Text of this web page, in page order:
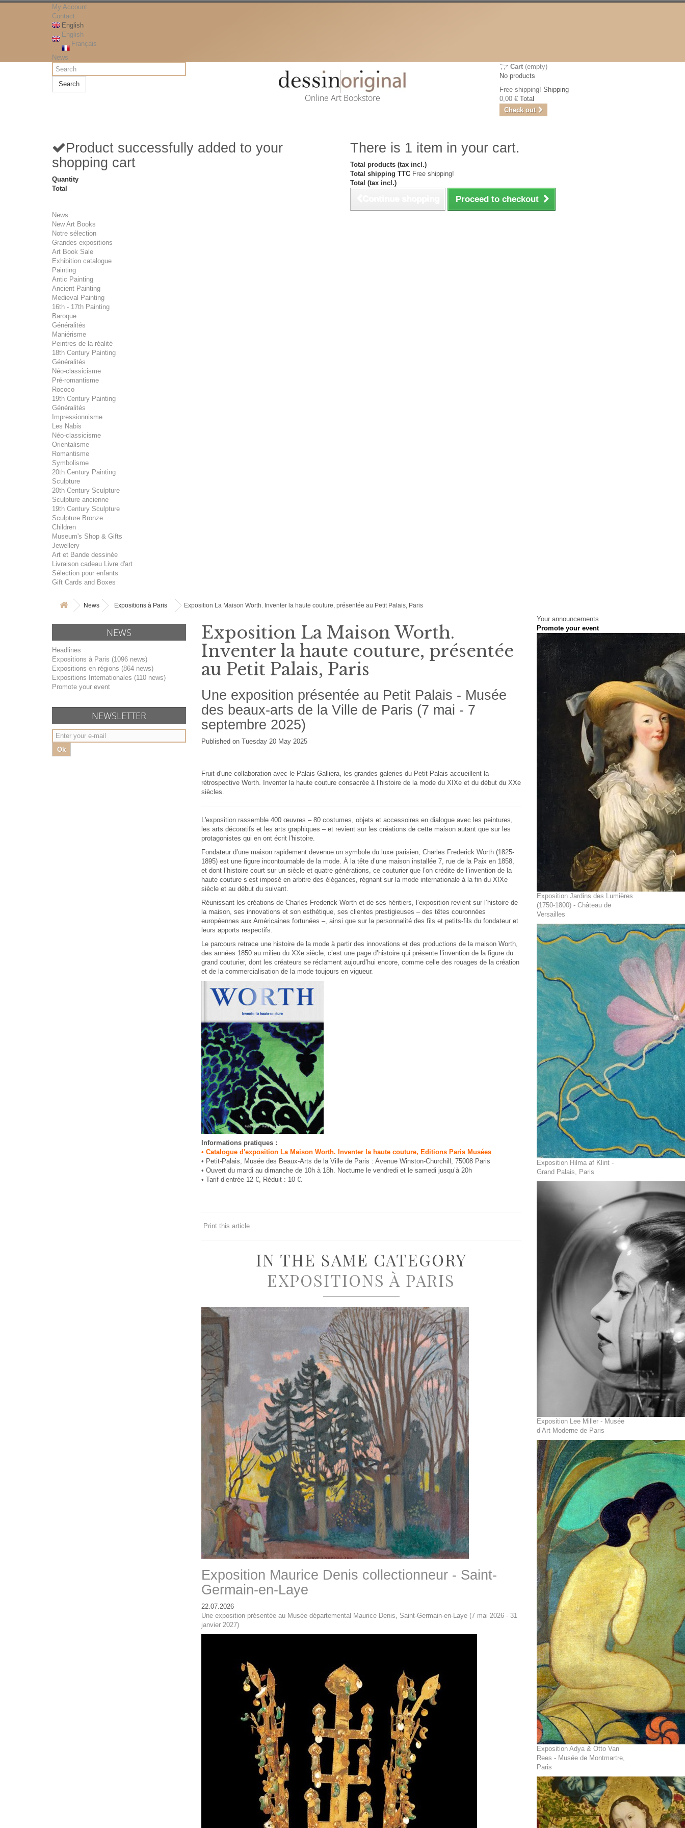
My Account
Contact
English
English
Français
News
Search
Online Art Bookstore
Cart (empty)
No products
Free shipping! Shipping
0,00 € Total
Check out
Product successfully added to your
shopping cart
Quantity
Total
There is 1 item in your cart.
Total products (tax incl.)
Total shipping TTC Free shipping!
Total (tax incl.)
Proceed to checkout
News
New Art Books
Notre sélection
Grandes expositions
Art Book Sale
Exhibition catalogue
Painting
Antic Painting
Ancient Painting
Medieval Painting
16th - 17th Painting
Baroque
Généralités
Maniérisme
Peintres de la réalité
18th Century Painting
Généralités
Néo-classicisme
Pré-romantisme
Rococo
19th Century Painting
Généralités
Impressionnisme
Les Nabis
Néo-classicisme
Orientalisme
Romantisme
Symbolisme
20th Century Painting
Sculpture
20th Century Sculpture
Sculpture ancienne
19th Century Sculpture
Sculpture Bronze
Children
Museum's Shop & Gifts
Jewellery
Art et Bande dessinée
Livraison cadeau Livre d'art
Sélection pour enfants
Gift Cards and Boxes
News Expositions à Paris Exposition La Maison Worth. Inventer la haute couture, présentée au Petit Palais, Paris
NEWS
Headlines
Expositions à Paris (1096 news)
Expositions en régions (864 news)
Expositions Internationales (110 news)
Promote your event
NEWSLETTER
Ok
Exposition La Maison Worth.
Inventer la haute couture, présentée
au Petit Palais, Paris
Une exposition présentée au Petit Palais - Musée
des beaux-arts de la Ville de Paris (7 mai - 7
septembre 2025)
Published on Tuesday 20 May 2025
Fruit d'une collaboration avec le Palais Galliera, les grandes galeries du Petit Palais accueillent la
rétrospective Worth. Inventer la haute couture consacrée à l’histoire de la mode du XIXe et du début du XXe
siècles.
L'exposition rassemble 400 œuvres – 80 costumes, objets et accessoires en dialogue avec les peintures,
les arts décoratifs et les arts graphiques – et revient sur les créations de cette maison autant que sur les
protagonistes qui en ont écrit l'histoire.
Fondateur d’une maison rapidement devenue un symbole du luxe parisien, Charles Frederick Worth (1825-
1895) est une figure incontournable de la mode. À la tête d’une maison installée 7, rue de la Paix en 1858,
et dont l’histoire court sur un siècle et quatre générations, ce couturier que l’on crédite de l’invention de la
haute couture s’est imposé en arbitre des élégances, régnant sur la mode internationale à la fin du XIXe
siècle et au début du suivant.
Réunissant les créations de Charles Frederick Worth et de ses héritiers, l’exposition revient sur l’histoire de
la maison, ses innovations et son esthétique, ses clientes prestigieuses – des têtes couronnées
européennes aux Américaines fortunées –, ainsi que sur la personnalité des fils et petits-fils du fondateur et
leurs apports respectifs.
Le parcours retrace une histoire de la mode à partir des innovations et des productions de la maison Worth,
des années 1850 au milieu du XXe siècle, c’est une page d’histoire qui présente l’invention de la figure du
grand couturier, dont les créateurs se réclament aujourd’hui encore, comme celle des rouages de la création
et de la commercialisation de la mode toujours en vigueur.
Informations pratiques :
• Catalogue d'exposition La Maison Worth. Inventer la haute couture, Editions Paris Musées
• Petit-Palais, Musée des Beaux-Arts de la Ville de Paris : Avenue Winston-Churchill, 75008 Paris
• Ouvert du mardi au dimanche de 10h à 18h. Nocturne le vendredi et le samedi jusqu’à 20h
• Tarif d’entrée 12 €, Réduit : 10 €.
Print this article
IN THE SAME CATEGORY
EXPOSITIONS À PARIS
Exposition Maurice Denis collectionneur - Saint-
Germain-en-Laye
22.07.2026
Une exposition présentée au Musée départemental Maurice Denis, Saint-Germain-en-Laye (7 mai 2026 - 31
janvier 2027)
Your announcements
Promote your event
Exposition Jardins des Lumières
(1750-1800) - Château de
Versailles
Exposition Hilma af Klint -
Grand Palais, Paris
Exposition Lee Miller - Musée
d’Art Moderne de Paris
Exposition Adya & Otto Van
Rees - Musée de Montmartre,
Paris